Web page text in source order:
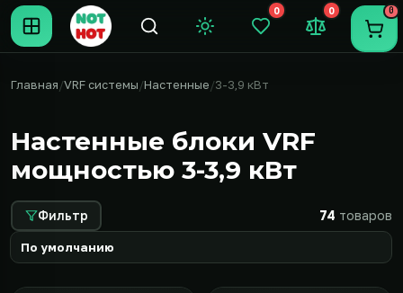
Темная тема
0
Закладки (0)
0
Сравнение
0
Главная VRF системы Настенные 3-3,9 кВт
Настенные блоки VRF
мощностью 3-3,9 кВт
Фильтр 74 товаров